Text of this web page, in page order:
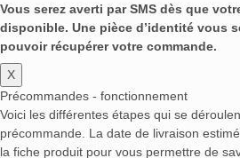
Vous serez averti par SMS dès que
disponible. Une pièce d’identité vous
pouvoir récupérer votre commande.
X
Précommandes - fonctionnement
Voici les différentes étapes qui se
précommande. La date de livraison
la fiche produit pour vous permettre de